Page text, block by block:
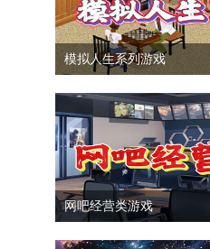
模拟人生系列游戏
网吧经营类游戏